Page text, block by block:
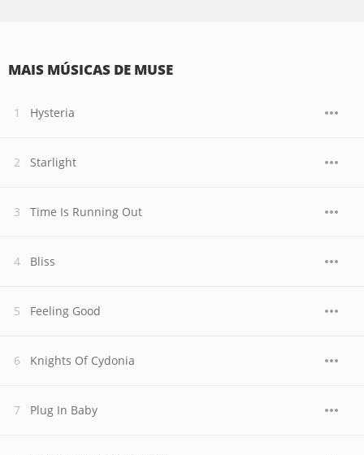
MAIS MÚSICAS DE MUSE
Hysteria
Starlight
Time Is Running Out
Bliss
Feeling Good
Knights Of Cydonia
Plug In Baby